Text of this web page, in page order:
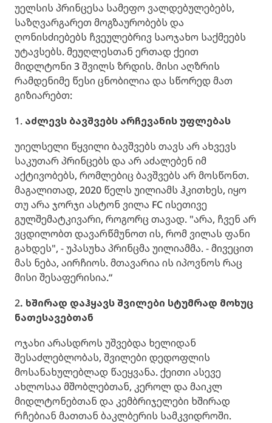
უელსის პრინცესა სამეფო ვალდებულებებს,
საზღვარგარეთ მოგზაურობებს და
ღონისძიებებს ჩვეულებრივ საოჯახო საქმეებს
უტავსებს. მეუღლესთან ერთად ქეით
მიდლტონი 3 შვილს ზრდის. მისი აღზრის
რამდენიმე წესი ცნობილია და სწორედ მათ
გიზიარებთ:
1. აძლევს ბავშვებს არჩევანის უფლებას
უიელსელი წყვილი ბავშვებს თავს არ ახვევს
საკუთარ პრინცებს და არ აძალებენ იმ
აქტივობებს, რომლებიც ბავშვებს არ მოსწონთ.
მაგალითად, 2020 წელს უილიამს ჰკითხეს, იყო
თუ არა ჯორჯი ასტონ ვილა FC ისეთივე
გულშემატკივარი, როგორც თავად. "არა, ჩვენ არ
ვცდილობთ დავარწმუნოთ ის, რომ ვილას ფანი
გახდეს", - უპასუხა პრინცმა უილიამმა. - მივეცით
მას ნება, აირჩიოს. მთავარია ის იპოვნოს რაც
მისი შესაფერისია.“
2. ხშირად დაჰყავს შვილები სტუმრად მოხუც
ნათესავებთან
ოჯახი არასდროს უშვებდა ხელიდან
შესაძლებლობას, შვილები დედოფლის
მოსანახულებლად წაეყვანა. ქეითი ასევე
ახლოსაა მშობლებთან, კეროლ და მაიკლ
მიდლტონებთან და კემბრიჯელები ხშირად
რჩებიან მათთან ბაკლბერის სამკვიდროში.